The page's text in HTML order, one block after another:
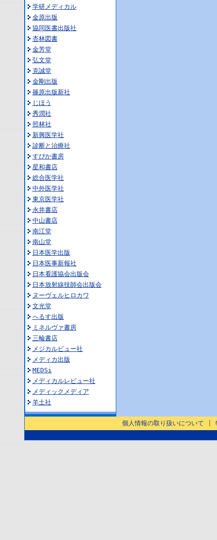
学研メディカル
金原出版
協同医書出版社
杏林図書
金芳堂
弘文堂
克誠堂
金剛出版
篠原出版新社
じほう
秀潤社
照林社
新興医学社
診断と治療社
すぴか書房
星和書店
総合医学社
中外医学社
東京医学社
永井書店
中山書店
南江堂
南山堂
日本医学出版
日本医事新報社
日本看護協会出版会
日本放射線技師会出版会
ヌーヴェルヒロカワ
文光堂
へるす出版
ミネルヴァ書房
三輪書店
メジカルビュー社
メディカ出版
MEDSi
メディカルレビュー社
メディックメディア
羊土社
個人情報の取り扱いについて